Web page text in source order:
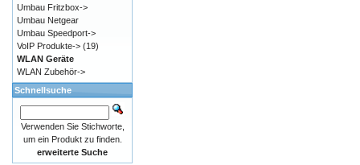
Umbau Fritzbox->
Umbau Netgear
Umbau Speedport->
VoIP Produkte-> (19)
WLAN Geräte
WLAN Zubehör->
Schnellsuche
Verwenden Sie Stichworte,
um ein Produkt zu finden.
erweiterte Suche